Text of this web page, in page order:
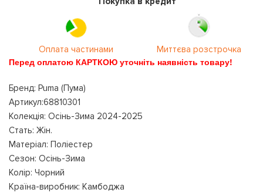
Оплата частинами Миттєва розстрочка
Перед оплатою КАРТКОЮ уточніть наявність товару!
Бренд: Puma (Пума)
Артикул:68810301
Колекція: Осінь-Зима 2024-2025
Стать: Жін.
Матеріал: Поліестер
Сезон: Осінь-Зима
Колір: Чорний
Країна-виробник: Камбоджа